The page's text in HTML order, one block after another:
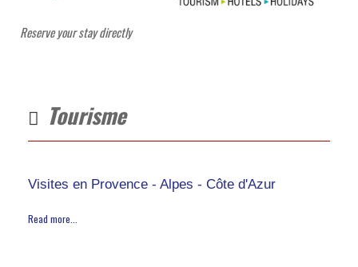
Reserve your stay directly
Tourisme
Visites en Provence - Alpes - Côte d'Azur
Read more...